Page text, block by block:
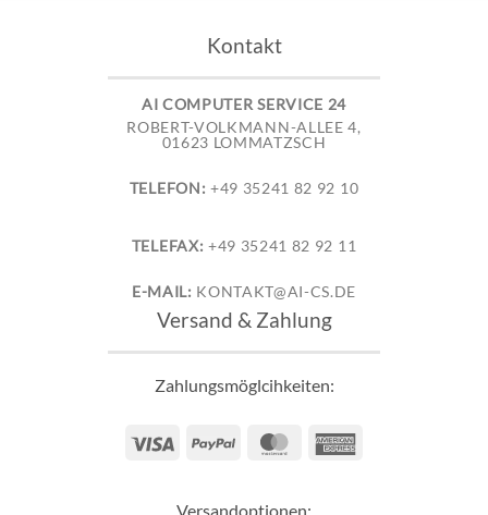
Kontakt
AI COMPUTER SERVICE 24
ROBERT-VOLKMANN-ALLEE 4,
01623 LOMMATZSCH
TELEFON: +49 35241 82 92 10
TELEFAX: +49 35241 82 92 11
E-MAIL: KONTAKT@AI-CS.DE
Versand & Zahlung
Zahlungsmöglcihkeiten:
Visa PayPal MasterCard
Versandoptionen: